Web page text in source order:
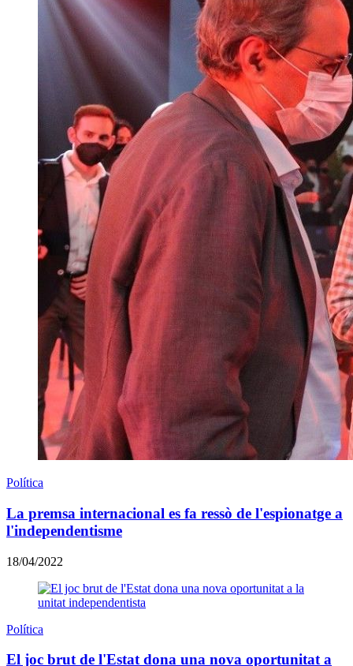
Política
La premsa internacional es fa ressò de l'espionatge a
l'independentisme
18/04/2022
Política
El joc brut de l'Estat dona una nova oportunitat a